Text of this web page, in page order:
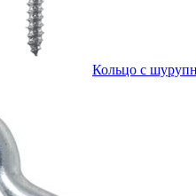
Кольцо с